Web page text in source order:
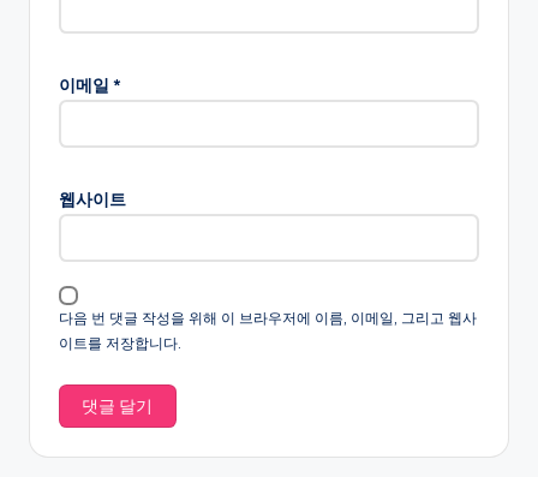
이메일 *
웹사이트
다음 번 댓글 작성을 위해 이 브라우저에 이름, 이메일, 그리고 웹사
이트를 저장합니다.